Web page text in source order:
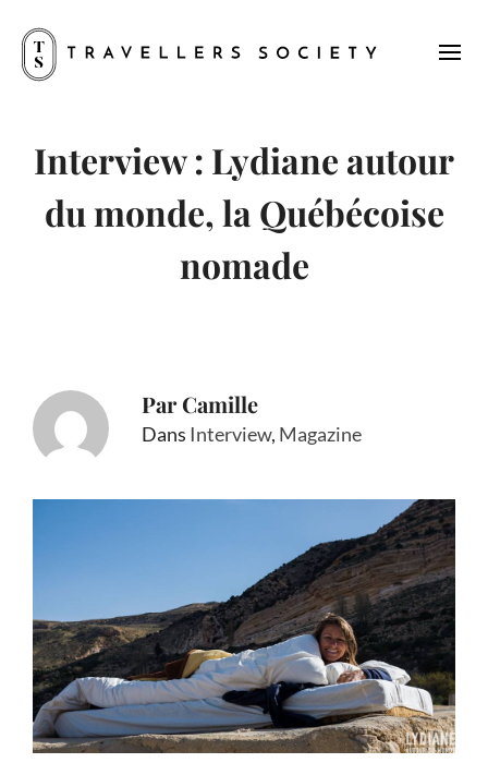
Interview : Lydiane autour
du monde, la Québécoise
nomade
ParCamille
Dans Interview, Magazine